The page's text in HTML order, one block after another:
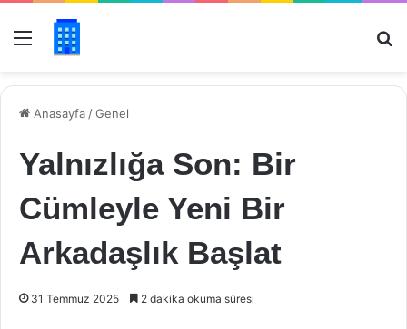
Menü
Anasayfa /Genel
Yalnızlığa Son: Bir
Cümleyle Yeni Bir
Arkadaşlık Başlat
31 Temmuz 2025 2 dakika okuma süresi